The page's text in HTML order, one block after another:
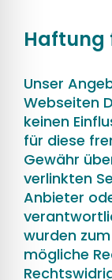
Haftung
Unser
Webseiten
keinen
für diese
Gewähr
verlinkten
Anbieter
wurden
mögliche